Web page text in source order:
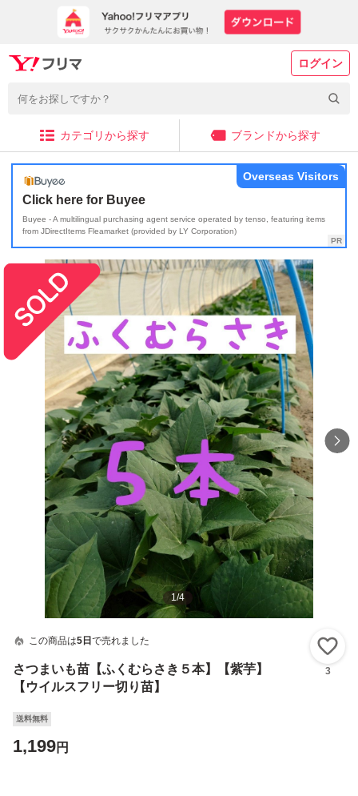
ログイン
カテゴリから探す ブランドから探す
Click here for Buyee
Buyee - A multilingual purchasing agent service operated by tenso, featuring items
from JDirectItems Fleamarket (provided by LY Corporation)
Overseas Visitors
1/4
この商品は5日 で売れました
さつまいも苗【ふくむらさき５本】【紫芋】
【ウイルスフリー切り苗】
3
送料無料
1,199円